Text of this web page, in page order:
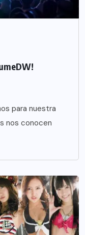
para nuestra
nos conocen